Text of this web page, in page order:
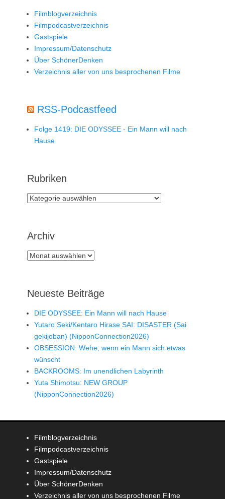
Filmblogverzeichnis
Filmpodcastverzeichnis
Gastspiele
Impressum/Datenschutz
Über SchönerDenken
Verzeichnis aller von uns besprochenen Filme
RSS-Podcastfeed
Folge 1419: DIE ODYSSEE - Ein Mann will nach
Hause
Rubriken
Rubriken
Archiv
Archiv
Neueste Beiträge
DIE ODYSSEE: Ein Mann will nach Hause
Yutaro Seki/Kentaro Hirase SAI: DISASTER (Sai
gekijoban) (NipponConnection2026)
OBSESSION: Wehe, wenn ein Mann sich etwas
wünscht
BACKROOMS: Im unendlichen Labyrinth
Yuta Shimotsu: NEW GROUP
(NipponConnection2026)
Filmblogverzeichnis
Filmpodcastverzeichnis
Gastspiele
Impressum/Datenschutz
Über SchönerDenken
Verzeichnis aller von uns besprochenen Filme